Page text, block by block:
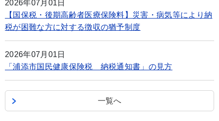
2026年07月01日
【国保税・後期高齢者医療保険料】災害・病気等により納
税が困難な方に対する徴収の猶予制度
2026年07月01日
「浦添市国民健康保険税 納税通知書」の見方
一覧へ